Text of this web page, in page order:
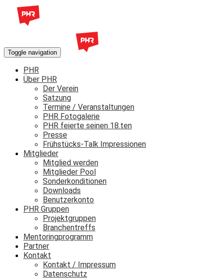
Toggle navigation
PHR
Über PHR
Der Verein
Satzung
Termine / Veranstaltungen
PHR Fotogalerie
PHR feierte seinen 18.ten
Presse
Frühstücks-Talk Impressionen
Mitglieder
Mitglied werden
Mitglieder Pool
Sonderkonditionen
Downloads
Benutzerkonto
PHR Gruppen
Projektgruppen
Branchentreffs
Mentoringprogramm
Partner
Kontakt
Kontakt / Impressum
Datenschutz